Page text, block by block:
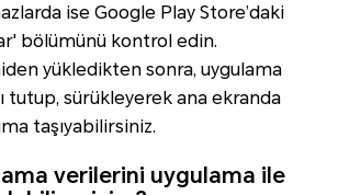
ise Google Play Store’daki
bölümünü kontrol edin.
yükledikten sonra, uygulama
tutup, sürükleyerek ana ekranda
taşıyabilirsiniz.
verilerini uygulama ile